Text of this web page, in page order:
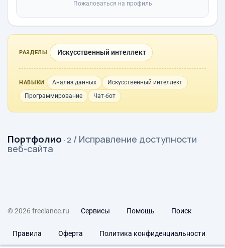
Пожаловаться на профиль
РАЗДЕЛЫ Искусственный интеллект
НАВЫКИ Анализ данных
Искусственный интеллект
Программирование
Чат-бот
Портфолио · 2 / Исправление доступности
веб-сайта
© 2026 freelance.ru Сервисы Помощь Поиск
Правила Оферта Политика конфиденциальности